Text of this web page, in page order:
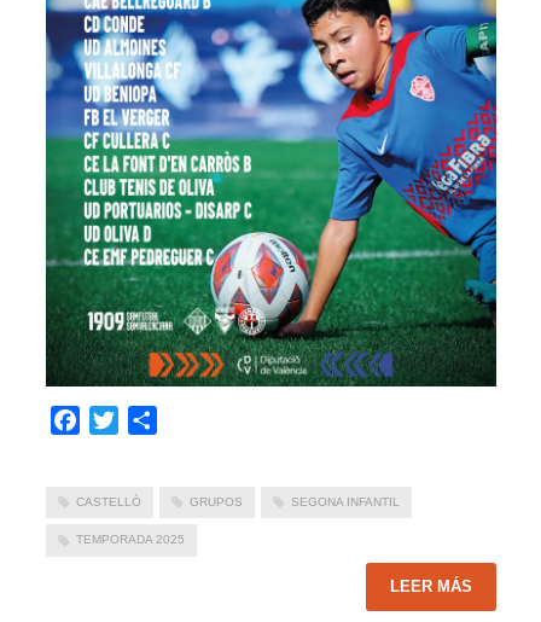
Facebook
Twitter
CASTELLÓ GRUPOS SEGONA INFANTIL
TEMPORADA 2025
LEER MÁS